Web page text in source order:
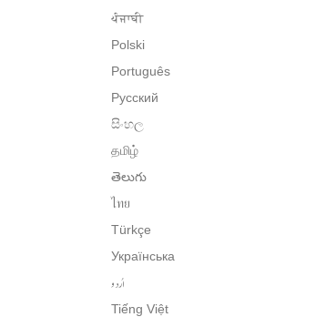
ਪੰਜਾਬੀ
Polski
Português
Русский
සිංහල
தமிழ்
తెలుగు
ไทย
Türkçe
Українська
اُردو
Tiếng Việt